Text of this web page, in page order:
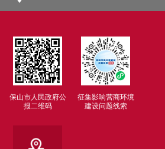
保山市人民政府公
报二维码
征集影响营商环境
建设问题线索